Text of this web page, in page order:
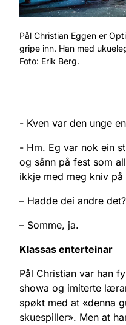
Pål Christian Eggen er
gripe inn. Han med
Foto: Erik Berg.
- Kven var den unge
- Hm. Eg var nok ein
og sånn på fest som
ikkje med meg kniv
– Hadde dei andre det?
– Somme, ja.
Klassas enterteinar
Pål Christian var han
showa og imiterte
spøkt med at «denna
skuespiller». Men at